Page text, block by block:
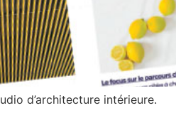
d’architecture intérieure.